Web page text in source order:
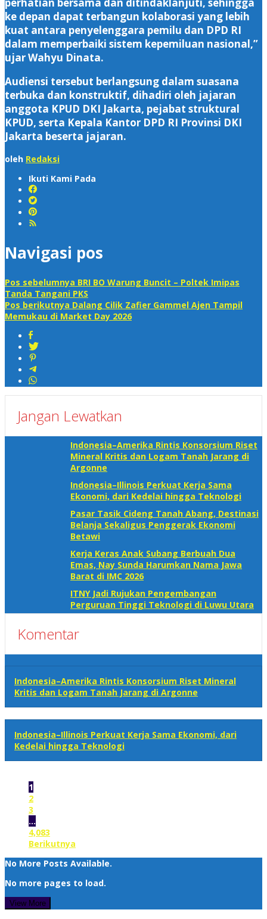
ke depan dapat terbangun kolaborasi yang lebih
kuat antara penyelenggara pemilu dan DPD RI
dalam memperbaiki sistem kepemiluan nasional,”
ujar Wahyu Dinata.
Audiensi tersebut berlangsung dalam suasana
terbuka dan konstruktif, dihadiri oleh jajaran
anggota KPUD DKI Jakarta, pejabat struktural
KPUD, serta Kepala Kantor DPD RI Provinsi DKI
Jakarta beserta jajaran.
oleh Redaksi
Ikuti Kami Pada
Navigasi pos
Pos sebelumnya BRI BO Warung Buncit – Poltek Imipas
Tanda Tangani PKS
Pos berikutnya Dalang Cilik Zafier Gammel Ajen Tampil
Memukau di Market Day 2026
Jangan Lewatkan
Indonesia–Amerika Rintis Konsorsium Riset
Mineral Kritis dan Logam Tanah Jarang di
Argonne
Indonesia–Illinois Perkuat Kerja Sama
Ekonomi, dari Kedelai hingga Teknologi
Pasar Tasik Cideng Tanah Abang, Destinasi
Belanja Sekaligus Penggerak Ekonomi
Betawi
Kerja Keras Anak Subang Berbuah Dua
Emas, Nay Sunda Harumkan Nama Jawa
Barat di IMC 2026
ITNY Jadi Rujukan Pengembangan
Perguruan Tinggi Teknologi di Luwu Utara
Komentar
Indonesia–Amerika Rintis Konsorsium Riset Mineral
Kritis dan Logam Tanah Jarang di Argonne
Indonesia–Illinois Perkuat Kerja Sama Ekonomi, dari
Kedelai hingga Teknologi
1
2
3
…
4,083
Berikutnya
No More Posts Available.
No more pages to load.
View More